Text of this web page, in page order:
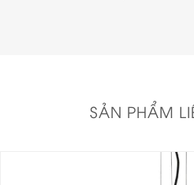
SẢN PHẨM